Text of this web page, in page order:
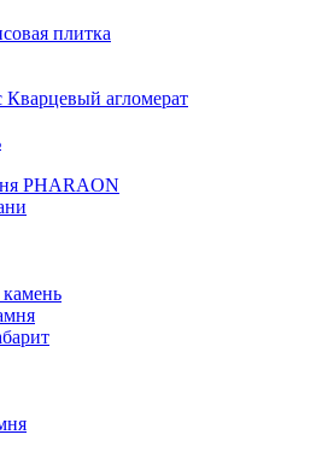
плитка
Кварцевый агломерат
PHARAON